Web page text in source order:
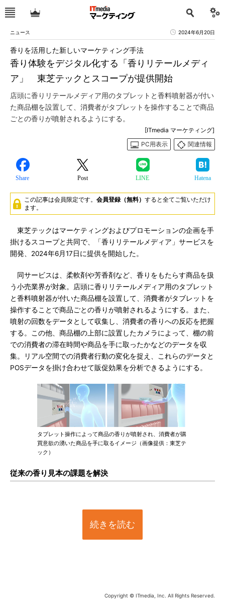
ニュース 2024年6月20日
香り体験をデジタル化する「香りリテールメディ
ア」 東芝テックとスコープが提供開始
香りを活用した新しいマーケティング手法
店頭に香りリテールメディア用のタブレットと香料噴射器が付い
た商品棚を設置して、消費者がタブレットを操作することで商品
ごとの香りが噴射されるようにする。
[ITmedia マーケティング]
PC用表示
関連情報
Share Post LINE Hatena
この記事は会員限定です。 会員登録（無料） すると全てご覧いただけ
ます。
東芝テックはマーケティングおよびプロモーションの企画を手
掛けるスコープと共同で、「香りリテールメディア」サービスを
開発、2024年6月17日に提供を開始した。
同サービスは、柔軟剤や芳香剤など、香りをもたらす商品を扱
う小売業界が対象。店頭に香りリテールメディア用のタブレット
と香料噴射器が付いた商品棚を設置して、消費者がタブレットを
操作することで商品ごとの香りが噴射されるようにする。また、
噴射の回数をデータとして収集し、消費者の香りへの反応を把握
する。この他、商品棚の上部に設置したカメラによって、棚の前
での消費者の滞在時間や商品を手に取ったかなどのデータを収
集。リアル空間での消費者行動の変化を捉え、これらのデータと
POSデータを掛け合わせて販促効果を分析できるようにする。
タブレット操作によって商品の香りが噴射され、消費者が購
買意欲の湧いた商品を手に取るイメージ（画像提供：東芝テ
ック）
従来の香り見本の課題を解決
続きを読む
Copyright © ITmedia, Inc. All Rights Reserved.